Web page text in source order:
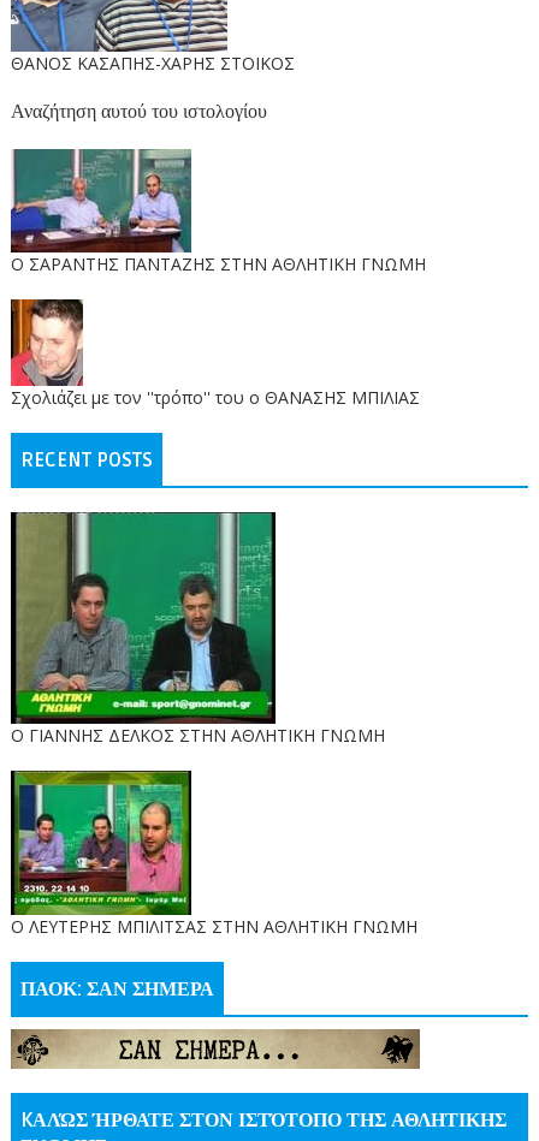
ΘΑΝΟΣ ΚΑΣΑΠΗΣ-ΧΑΡΗΣ ΣΤΟΙΚΟΣ
Αναζήτηση αυτού του ιστολογίου
O ΣΑΡΑΝΤΗΣ ΠΑΝΤΑΖΗΣ ΣΤΗΝ ΑΘΛΗΤΙΚΗ ΓΝΩΜΗ
Σχολιάζει με τον ''τρόπο'' του ο ΘΑΝΑΣΗΣ ΜΠΙΛΙΑΣ
RECENT POSTS
Ο ΓΙΑΝΝΗΣ ΔΕΛΚΟΣ ΣΤΗΝ ΑΘΛΗΤΙΚΗ ΓΝΩΜΗ
O ΛΕΥΤΕΡΗΣ ΜΠΙΛΙΤΣΑΣ ΣΤΗΝ ΑΘΛΗΤΙΚΗ ΓΝΩΜΗ
ΠΑΟΚ: ΣΑΝ ΣΗΜΕΡΑ
KΑΛΏΣ ΉΡΘΑΤΕ ΣΤΟΝ ΙΣΤΌΤΟΠΟ ΤΗΣ ΑΘΛΗΤΙΚΗΣ